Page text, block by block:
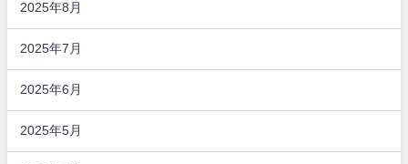
2025年8月
2025年7月
2025年6月
2025年5月